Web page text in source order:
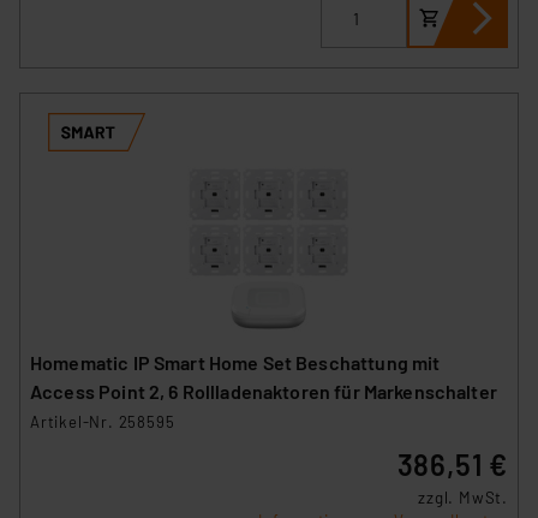
Homematic IP Smart Home Set Beschattung mit
Access Point 2, 6 Rollladenaktoren für Markenschalter
Artikel-Nr. 258595
386,51 €
zzgl. MwSt.